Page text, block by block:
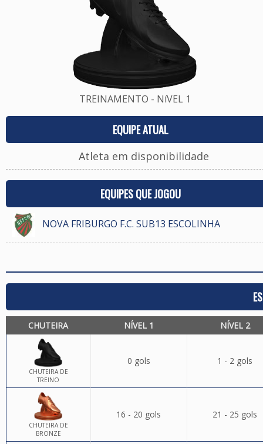
TREINAMENTO - NíVEL 1
EQUIPE ATUAL
Atleta em disponibilidade
EQUIPES QUE JOGOU
NOVA FRIBURGO F.C. SUB13 ESCOLINHA
CHUTEIRA NÍVEL 1 NÍVEL 2
CHUTEIRA DE
TREINO
0 gols 1 - 2 gols
CHUTEIRA DE
BRONZE
16 - 20 gols 21 - 25 gols